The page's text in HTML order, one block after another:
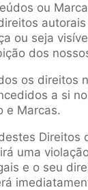
ou
ou seja
dos
os direitos
a si
e Marcas.
Direitos
uma
e o seu